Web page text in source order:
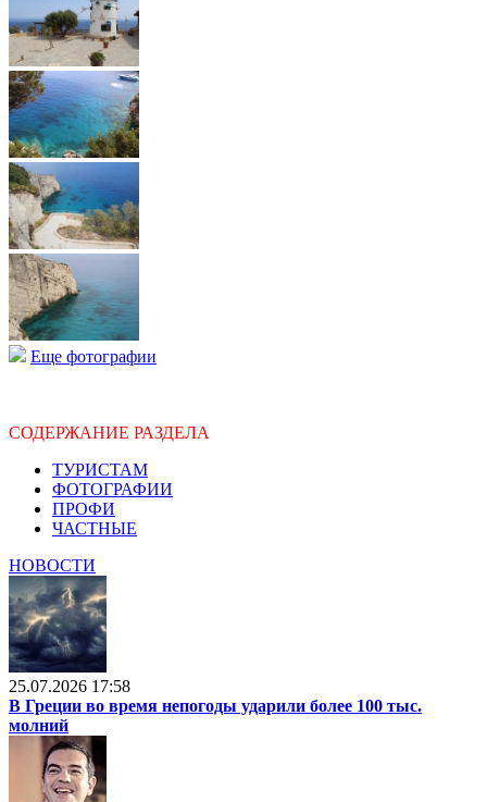
Еще фотографии
СОДЕРЖАНИЕ РАЗДЕЛА
ТУРИСТАМ
ФОТОГРАФИИ
ПРОФИ
ЧАСТНЫЕ
НОВОСТИ
25.07.2026 17:58
В Греции во время непогоды ударили более 100 тыс.
молний